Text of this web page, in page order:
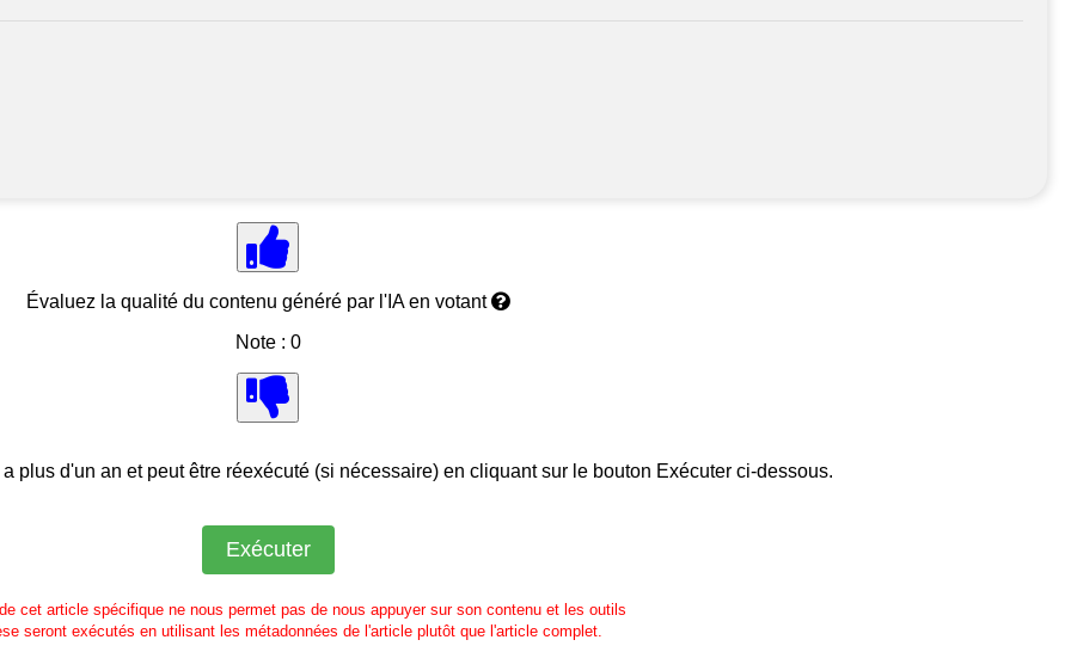
Évaluez la qualité du contenu généré par l'IA en votant
Note : 0
plus d'un an et peut être réexécuté (si nécessaire) en cliquant sur le bouton Exécuter ci-dessous.
cet article spécifique ne nous permet pas de nous appuyer sur son contenu et les outils
seront exécutés en utilisant les métadonnées de l'article plutôt que l'article complet.